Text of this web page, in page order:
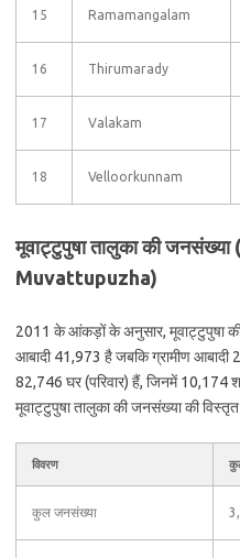
15 Ramamangalam
16 Thirumarady
17 Valakam
18 Velloorkunnam
मूवाट्टुपुषा तालुका की
Muvattupuzha)
2011 के आंकड़ों के अनुसार, मूवाट्टुपुषा
आबादी 41,973 है जबकि ग्रामीण
82,746 घर (परिवार) हैं, जिनमें 10,174
मूवाट्टुपुषा तालुका की जनसंख्या की विस्तृत
विवरण
कुल जनसंख्या